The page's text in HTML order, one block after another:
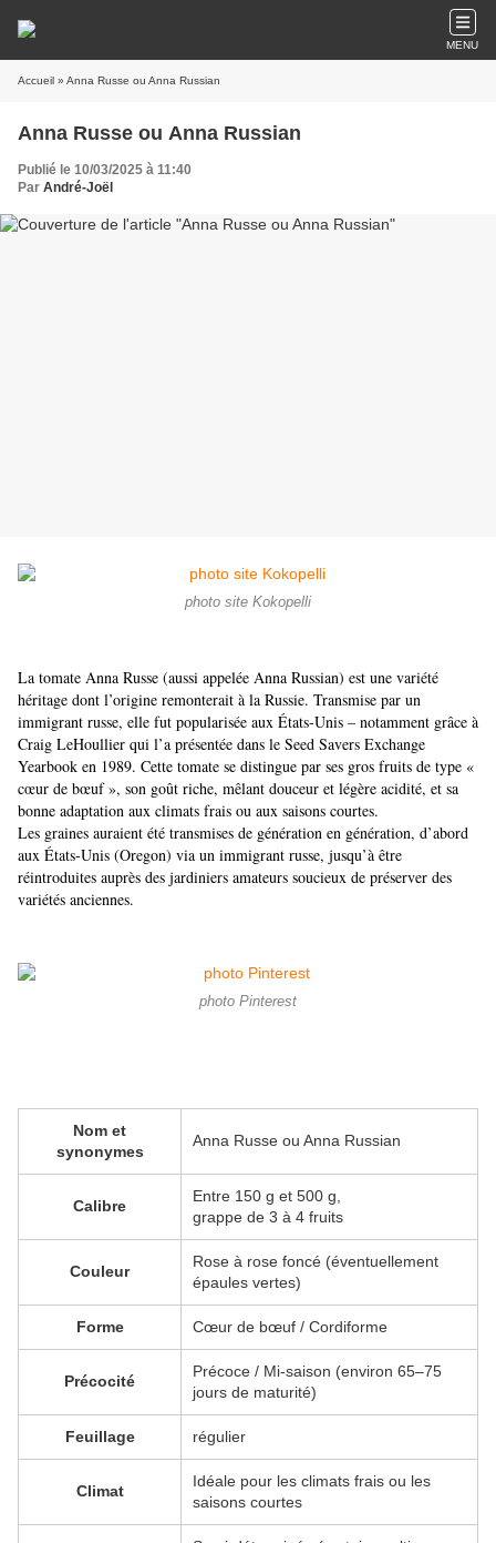
MENU
Accueil » Anna Russe ou Anna Russian
Anna Russe ou Anna Russian
Publié le 10/03/2025 à 11:40
Par André-Joël
photo site Kokopelli
La tomate Anna Russe (aussi appelée Anna Russian) est une variété
héritage dont l’origine remonterait à la Russie. Transmise par un
immigrant russe, elle fut popularisée aux États‑Unis – notamment grâce à
Craig LeHoullier qui l’a présentée dans le Seed Savers Exchange
Yearbook en 1989. Cette tomate se distingue par ses gros fruits de type «
cœur de bœuf », son goût riche, mêlant douceur et légère acidité, et sa
bonne adaptation aux climats frais ou aux saisons courtes.
Les graines auraient été transmises de génération en génération, d’abord
aux États‑Unis (Oregon) via un immigrant russe, jusqu’à être
réintroduites auprès des jardiniers amateurs soucieux de préserver des
variétés anciennes.
photo Pinterest
Nom et
synonymes
Anna Russe ou Anna Russian
Calibre
Entre 150 g et 500 g,
grappe de 3 à 4 fruits
Couleur
Rose à rose foncé (éventuellement
épaules vertes)
Forme Cœur de bœuf / Cordiforme
Précocité
Précoce / Mi‑saison (environ 65–75
jours de maturité)
Feuillage régulier
Climat
Idéale pour les climats frais ou les
saisons courtes